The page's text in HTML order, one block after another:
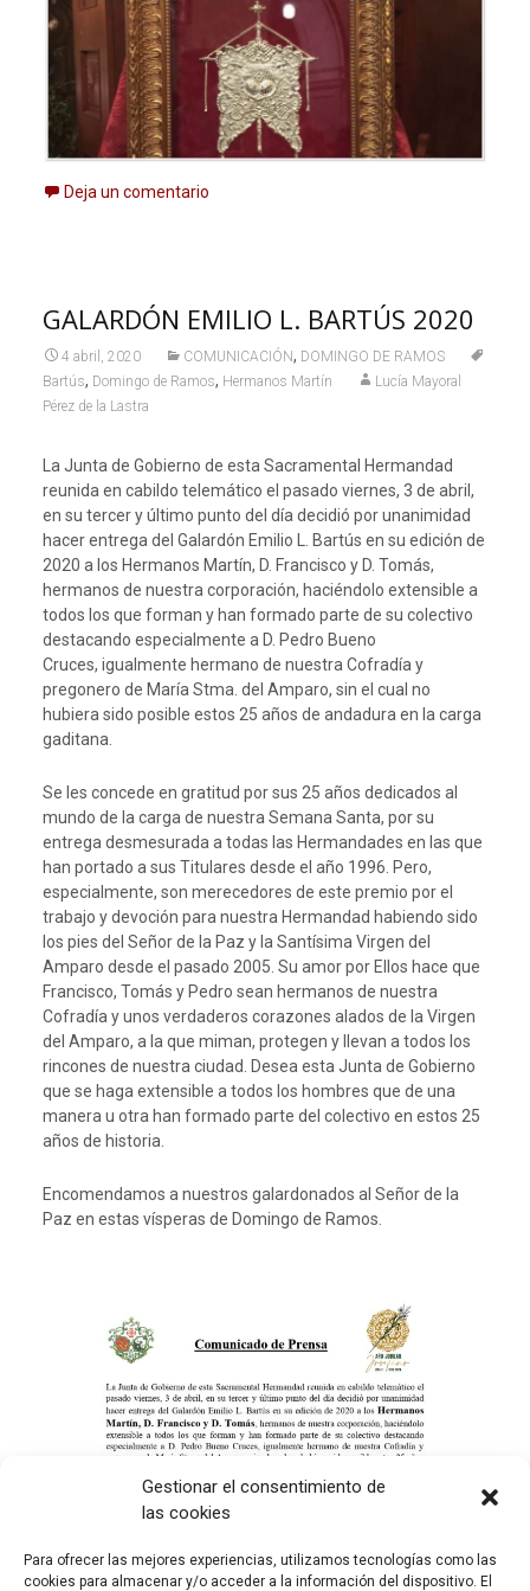
Gestionar el consentimiento de
las cookies
Para ofrecer las mejores experiencias, utilizamos tecnologías como las
cookies para almacenar y/o acceder a la información del dispositivo. El
Deja un comentario
GALARDÓN EMILIO L. BARTÚS 2020
4 abril, 2020 COMUNICACIÓN, DOMINGO DE RAMOS
Bartús, Domingo de Ramos, Hermanos Martín
Lucía Mayoral
Pérez de la Lastra
La Junta de Gobierno de esta Sacramental Hermandad
reunida en cabildo telemático el pasado viernes, 3 de abril,
en su tercer y último punto del día decidió por unanimidad
hacer entrega del Galardón Emilio L. Bartús en su edición de
2020 a los Hermanos Martín, D. Francisco y D. Tomás,
hermanos de nuestra corporación, haciéndolo extensible a
todos los que forman y han formado parte de su colectivo
destacando especialmente a D. Pedro Bueno
Cruces, igualmente hermano de nuestra Cofradía y
pregonero de María Stma. del Amparo, sin el cual no
hubiera sido posible estos 25 años de andadura en la carga
gaditana.
Se les concede en gratitud por sus 25 años dedicados al
mundo de la carga de nuestra Semana Santa, por su
entrega desmesurada a todas las Hermandades en las que
han portado a sus Titulares desde el año 1996. Pero,
especialmente, son merecedores de este premio por el
trabajo y devoción para nuestra Hermandad habiendo sido
los pies del Señor de la Paz y la Santísima Virgen del
Amparo desde el pasado 2005. Su amor por Ellos hace que
Francisco, Tomás y Pedro sean hermanos de nuestra
Cofradía y unos verdaderos corazones alados de la Virgen
del Amparo, a la que miman, protegen y llevan a todos los
rincones de nuestra ciudad. Desea esta Junta de Gobierno
que se haga extensible a todos los hombres que de una
manera u otra han formado parte del colectivo en estos 25
años de historia.
Encomendamos a nuestros galardonados al Señor de la
Paz en estas vísperas de Domingo de Ramos.